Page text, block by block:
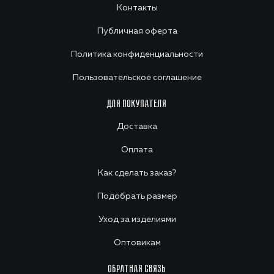
Контакты
Публичная оферта
Политика конфиденциальности
Пользовательское соглашение
ДЛЯ ПОКУПАТЕЛЯ
Доставка
Оплата
Как сделать заказ?
Подобрать размер
Уход за изделиями
Оптовикам
ОБРАТНАЯ СВЯЗЬ